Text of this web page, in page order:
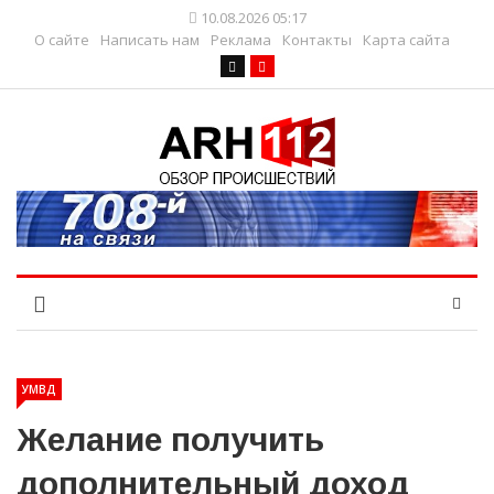
10.08.2026 05:17
О сайте
Написать нам Реклама Контакты Карта сайта
УМВД
Желание получить
дополнительный доход